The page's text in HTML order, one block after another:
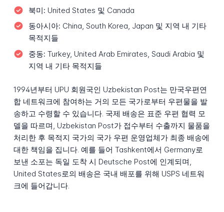
북미: United States 및 Canada
동아시아: China, South Korea, Japan 및 지역 내 기타
목적지들
중동: Turkey, United Arab Emirates, Saudi Arabia 및
지역 내 기타 목적지들
1994년부터 UPU 회원국인 Uzbekistan Post는 만국우편연
합 네트워크에 참여하는 거의 모든 국가로부터 우편물을 발
송하고 수령할 수 있습니다. 국제 배송은 표준 우편 협력 모
델을 따르며, Uzbekistan Post가 접수부터 수출까지 물품을
처리한 후 목적지 국가의 국가 우편 운영업체가 최종 배송에
대한 책임을 집니다. 예를 들어 Tashkent에서 Germany로
보낸 소포는 독일 도착 시 Deutsche Post에 인계되며,
United States로의 배송은 국내 배포를 위해 USPS 네트워
크에 들어갑니다.